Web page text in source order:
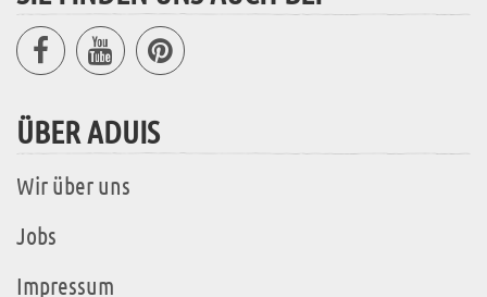
ÜBER ADUIS
Wir über uns
Jobs
Impressum